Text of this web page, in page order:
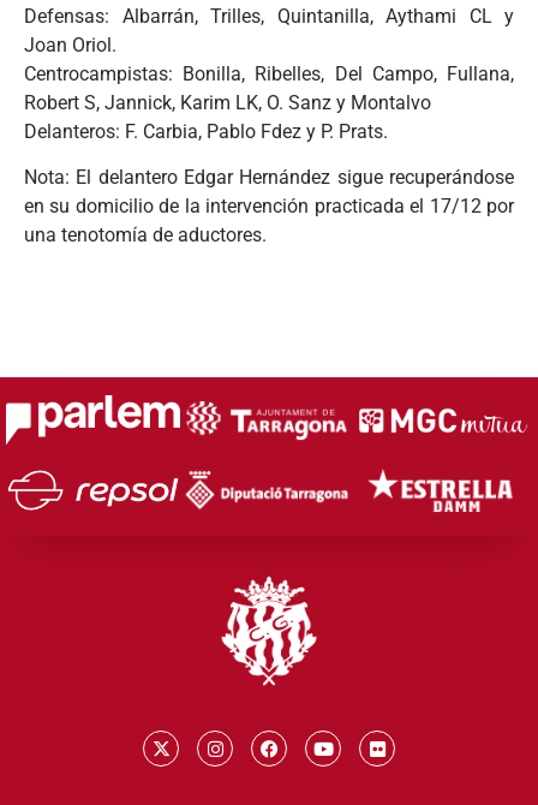
Defensas: Albarrán, Trilles, Quintanilla, Aythami CL y
Joan Oriol.
Centrocampistas: Bonilla, Ribelles, Del Campo, Fullana,
Robert S, Jannick, Karim LK, O. Sanz y Montalvo
Delanteros: F. Carbia, Pablo Fdez y P. Prats.
Nota: El delantero Edgar Hernández sigue recuperándose
en su domicilio de la intervención practicada el 17/12 por
una tenotomía de aductores.